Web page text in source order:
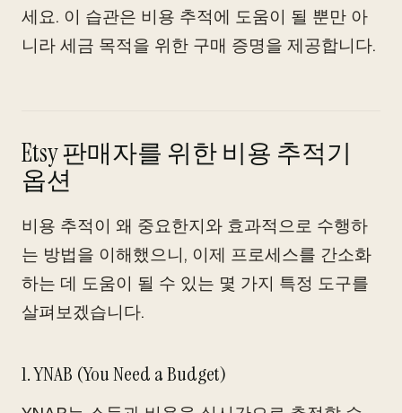
세요. 이 습관은 비용 추적에 도움이 될 뿐만 아
니라 세금 목적을 위한 구매 증명을 제공합니다.
Etsy 판매자를 위한 비용 추적기
옵션
비용 추적이 왜 중요한지와 효과적으로 수행하
는 방법을 이해했으니, 이제 프로세스를 간소화
하는 데 도움이 될 수 있는 몇 가지 특정 도구를
살펴보겠습니다.
1. YNAB (You Need a Budget)